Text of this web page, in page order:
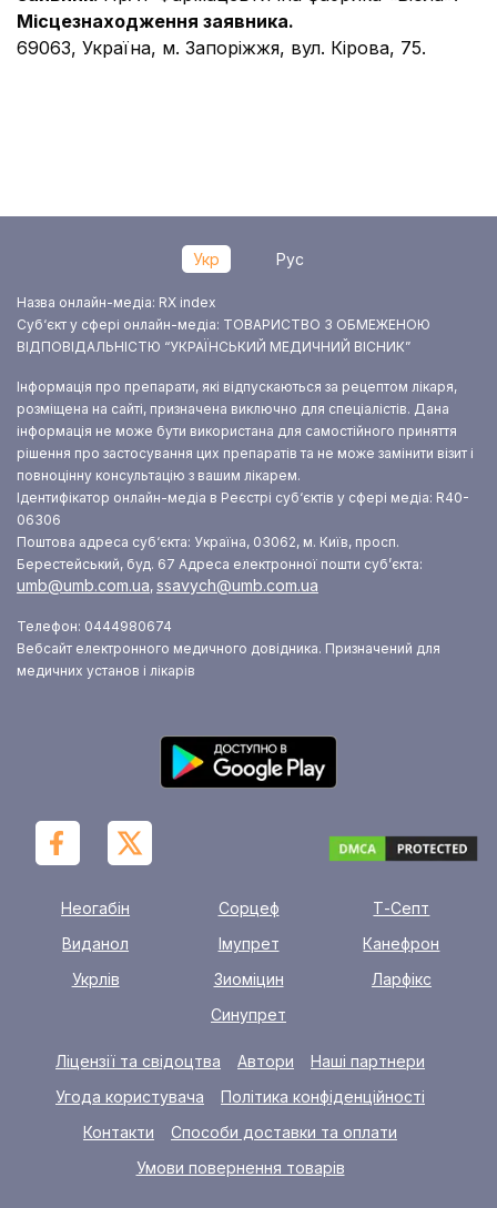
Місцезнаходження заявника.
69063, Україна, м. Запоріжжя, вул. Кірова, 75.
Укр Рус
Назва онлайн-медіа: RX index
Суб‘єкт у сфері онлайн-медіа: ТОВАРИСТВО З ОБМЕЖЕНОЮ
ВІДПОВІДАЛЬНІСТЮ “УКРАЇНСЬКИЙ МЕДИЧНИЙ ВІСНИК”
Інформація про препарати, які відпускаються за рецептом лікаря,
розміщена на сайті, призначена виключно для спеціалістів. Дана
інформація не може бути використана для самостійного приняття
рішення про застосування цих препаратів та не може замінити візит і
повноцінну консультацію з вашим лікарем.
Ідентифікатор онлайн-медіа в Реєстрі суб‘єктів у сфері медіа: R40-
06306
Поштова адреса суб‘єкта: Україна, 03062, м. Київ, просп.
Берестейський, буд. 67 Адреса електронної пошти суб’єкта:
umb@umb.com.ua, ssavych@umb.com.ua
Телефон: 0444980674
Вебсайт електронного медичного довідника. Призначений для
медичних установ і лікарів
Неогабін Сорцеф
Т-Септ
Виданол
Імупрет
Канефрон
Укрлів
Зиоміцин
Ларфікс
Синупрет
Ліцензії та свідоцтва Автори
Наші партнери
Угода користувача
Політика конфіденційності
Контакти
Способи доставки та оплати
Умови повернення товарів